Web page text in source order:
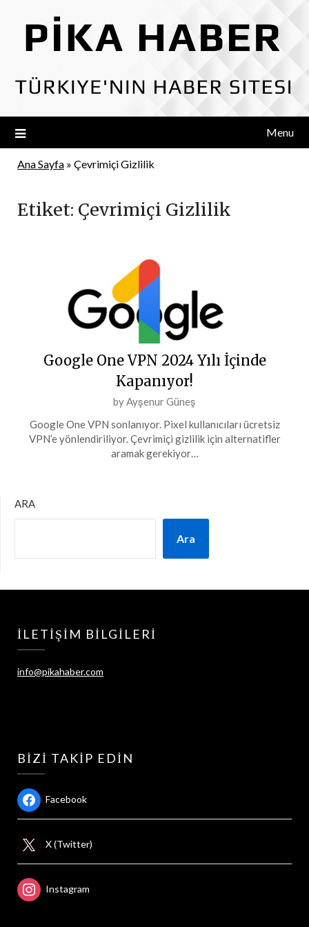
content
Menu
Ana Sayfa » Çevrimiçi Gizlilik
Etiket: Çevrimiçi Gizlilik
Google One VPN 2024 Yılı İçinde
Kapanıyor!
Posted
15
Nisan
byAyşenur Güneş
Google One VPN sonlanıyor. Pixel kullanıcıları ücretsiz
VPN’e yönlendiriliyor. Çevrimiçi gizlilik için alternatifler
aramak gerekiyor…
ARA
Ara
İLETIŞIM BILGILERI
info@pikahaber.com
BIZI TAKIP EDIN
Facebook
X (Twitter)
Instagram